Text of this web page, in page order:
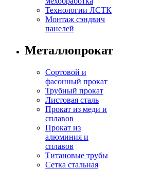
Технологии ЛСТК
Монтаж сэндвич
панелей
Металлопрокат
Сортовой и
фасонный прокат
Трубный прокат
Листовая сталь
Прокат из меди и
сплавов
Прокат из
алюминия и
сплавов
Титановые трубы
Сетка стальная